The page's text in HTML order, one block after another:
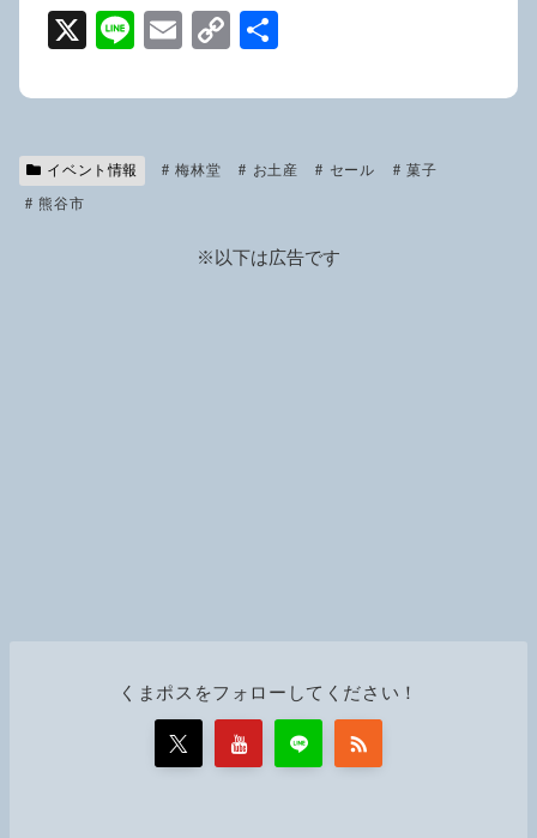
X
Li
e
E
ail
C
p
Li
k
イベント情報 梅林堂 お土産 セール
菓子
熊谷市
※以下は広告です
くまポスをフォローしてください！